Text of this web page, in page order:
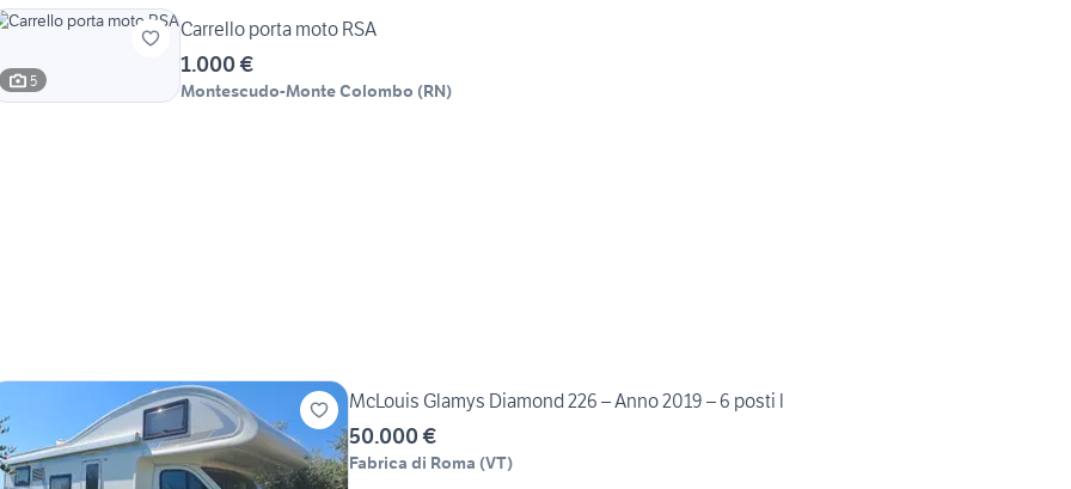
5
Carrello porta moto RSA
1.000 €
Montescudo-Monte Colombo (RN)
McLouis Glamys Diamond 226 – Anno 2019 – 6 posti l
50.000 €
Fabrica di Roma (VT)